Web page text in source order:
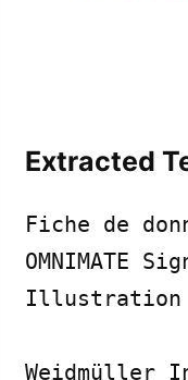
Extracted
Fiche de
OMNIMATE
Illustration
Weidmüller